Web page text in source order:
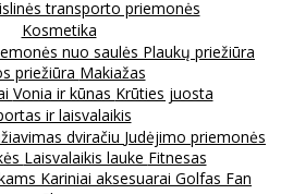
transporto priemonės
Kosmetika
nuo saulės Plaukų priežiūra
priežiūra Makiažas
Vonia ir kūnas Krūties juosta
ir laisvalaikis
dviračiu Judėjimo priemonės
Laisvalaikis lauke Fitnesas
Kariniai aksesuarai Golfas Fan